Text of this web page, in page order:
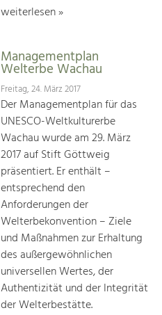
weiterlesen »
Managementplan
Welterbe Wachau
Freitag, 24. März 2017
Der Managementplan für das
UNESCO-Weltkulturerbe
Wachau wurde am 29. März
2017 auf Stift Göttweig
präsentiert. Er enthält –
entsprechend den
Anforderungen der
Welterbekonvention – Ziele
und Maßnahmen zur Erhaltung
des außergewöhnlichen
universellen Wertes, der
Authentizität und der Integrität
der Welterbestätte.